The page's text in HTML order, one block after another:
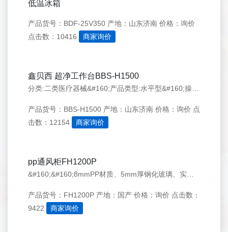
低温冰箱
产品货号：BDF-25V350 产地：山东济南 价格：询价
点击数：10416
商家询价
鑫贝西 超净工作台BBS-H1500
产品货号：BBS-H1500 产地：山东济南 价格：询价 点
击数：12154
商家询价
pp通风柜FH1200P
产品货号：FH1200P 产地：国产 价格：询价 点击数：
9422
商家询价